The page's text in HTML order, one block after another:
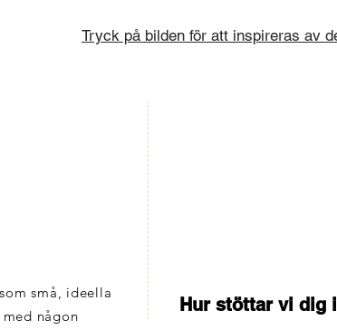
Tryck på bilden för att inspireras av
små, ideella
någon
Hur stöttar vi dig